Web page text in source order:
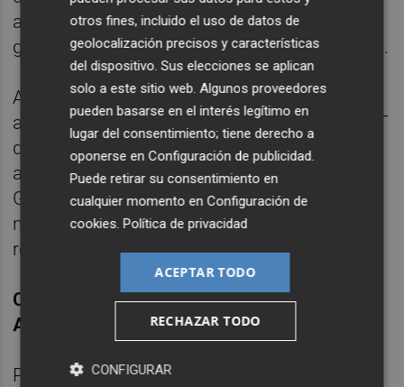
a la revocación de la misma por la dirección
general competente en materia de comercio.
Así, los informes técnicos municipales que
acompañen a la petición de las nuevas ZGAT
deberían estar lo suficientemente
argumentados como para que la Dirección
General de Comercio y Consumo emita una
nueva resolución que deje sin efecto sus
resoluciones anteriores.
CÓMO SE DECLARAN LAS ZONAS DE GRAN
AFLUENCIA TURÍSTICA
Para declarar una ZGAT es necesario que
otros fines, incluido el uso de datos de
geolocalización precisos y características
del dispositivo. Sus elecciones se aplican
solo a este sitio web. Algunos proveedores
pueden basarse en el interés legítimo en
lugar del consentimiento; tiene derecho a
oponerse enConfiguración de publicidad.
Puede retirar su consentimiento en
cualquier momento enConfiguración de
cookies.Política de privacidad
ACEPTAR TODO
RECHAZAR TODO
CONFIGURAR